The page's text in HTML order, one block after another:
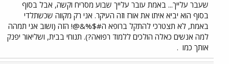
שעבר עלייך... באמת עובר עלייך שבוע מסריח וקשה, אבל בסוף
בסוף הוא יביא איתו את אורז וזה העיקר. אני רק מקווה שכשתלדי
באמת, לא תצטרכי להתקל ברופא ה#$%&@! הזה (ושוב אני תמהה
למה אנשים כאלה הולכים ללמוד רפואה?). תנוחי בבית, ושליאור יפנק
אותך כמו .